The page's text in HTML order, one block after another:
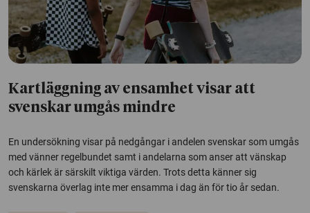
Kartläggning av ensamhet visar att
svenskar umgås mindre
En undersökning visar på nedgångar i andelen svenskar som umgås
med vänner regelbundet samt i andelarna som anser att vänskap
och kärlek är särskilt viktiga värden. Trots detta känner sig
svenskarna överlag inte mer ensamma i dag än för tio år sedan.